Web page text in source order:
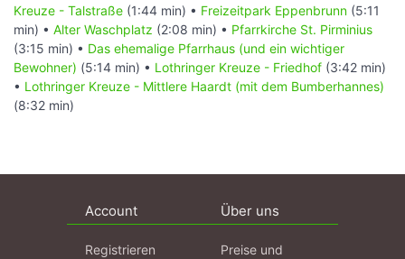
Kreuze - Talstraße (1:44 min) • Freizeitpark Eppenbrunn (5:11
min) • Alter Waschplatz (2:08 min) • Pfarrkirche St. Pirminius
(3:15 min) • Das ehemalige Pfarrhaus (und ein wichtiger
Bewohner) (5:14 min) • Lothringer Kreuze - Friedhof (3:42 min)
• Lothringer Kreuze - Mittlere Haardt (mit dem Bumberhannes)
(8:32 min)
Account
Registrieren
Über uns
Preise und